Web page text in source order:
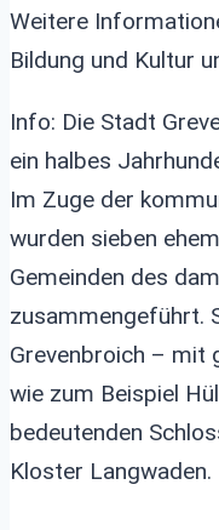
Weitere
Bildung und Kultur
Info: Die Stadt
ein halbes
Im Zuge der
wurden sieben
Gemeinden des
zusammengeführt.
Grevenbroich – mit
wie zum Beispiel
bedeutenden
Kloster Langwaden.